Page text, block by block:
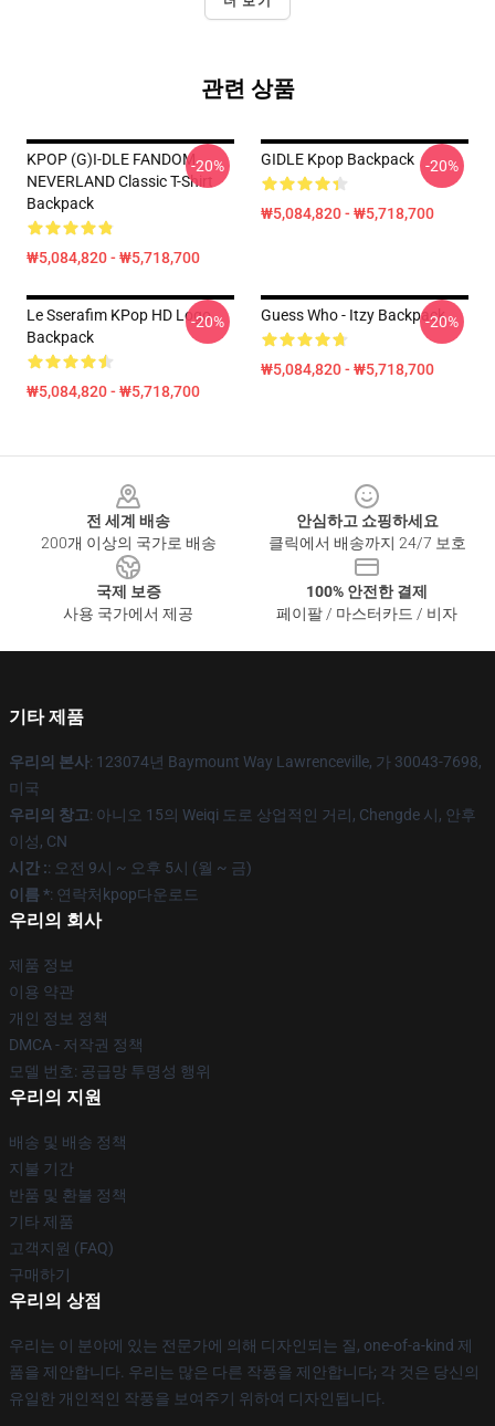
관련 상품
KPOP (G)I-DLE FANDOM
NEVERLAND Classic T-Shirt
Backpack
₩5,084,820 - ₩5,718,700
-20% GIDLE Kpop Backpack
₩5,084,820 - ₩5,718,700
-20%
Le Sserafim KPop HD Logo
Backpack
₩5,084,820 - ₩5,718,700
-20% Guess Who - Itzy Backpack
₩5,084,820 - ₩5,718,700
-20%
전 세계 배송
200개 이상의 국가로 배송
안심하고 쇼핑하세요
클릭에서 배송까지 24/7 보호
국제 보증
사용 국가에서 제공
100% 안전한 결제
페이팔 / 마스터카드 / 비자
기타 제품
우리의 본사: 123074년 Baymount Way Lawrenceville, 가 30043-7698,
미국
우리의 창고: 아니오 15의 Weiqi 도로 상업적인 거리, Chengde 시, 안후
이성, CN
시간 :: 오전 9시 ~ 오후 5시 (월 ~ 금)
이름 *: 연락처kpop다운로드
우리의 회사
제품 정보
이용 약관
개인 정보 정책
DMCA - 저작권 정책
모델 번호: 공급망 투명성 행위
우리의 지원
배송 및 배송 정책
지불 기간
반품 및 환불 정책
기타 제품
고객지원 (FAQ)
구매하기
우리의 상점
우리는 이 분야에 있는 전문가에 의해 디자인되는 질, one-of-a-kind 제
품을 제안합니다. 우리는 많은 다른 작풍을 제안합니다; 각 것은 당신의
유일한 개인적인 작풍을 보여주기 위하여 디자인됩니다.